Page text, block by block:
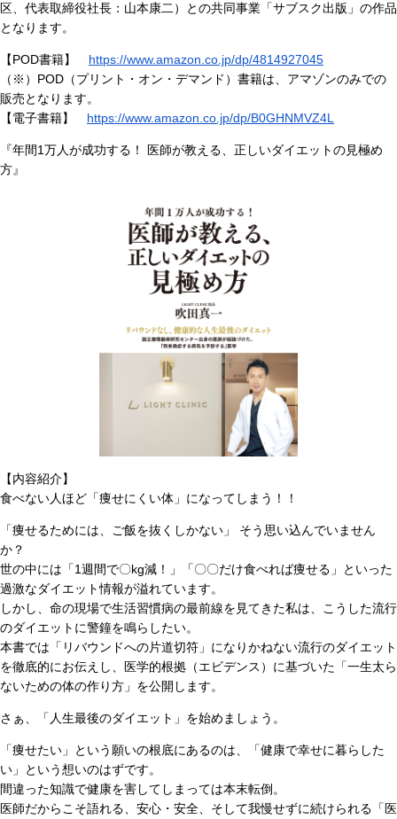
区、代表取締役社長：山本康二）との共同事業「サブスク出版」の作品
となります。
【POD書籍】 https://www.amazon.co.jp/dp/4814927045
（※）POD（プリント・オン・デマンド）書籍は、アマゾンのみでの
販売となります。
【電子書籍】 https://www.amazon.co.jp/dp/B0GHNMVZ4L
『年間1万人が成功する！ 医師が教える、正しいダイエットの見極め
方』
【内容紹介】
食べない人ほど「痩せにくい体」になってしまう！！
「痩せるためには、ご飯を抜くしかない」 そう思い込んでいません
か？
世の中には「1週間で〇kg減！」「〇〇だけ食べれば痩せる」といった
過激なダイエット情報が溢れています。
しかし、命の現場で生活習慣病の最前線を見てきた私は、こうした流行
のダイエットに警鐘を鳴らしたい。
本書では「リバウンドへの片道切符」になりかねない流行のダイエット
を徹底的にお伝えし、医学的根拠（エビデンス）に基づいた「一生太ら
ないための体の作り方」を公開します。
さぁ、「人生最後のダイエット」を始めましょう。
「痩せたい」という願いの根底にあるのは、「健康で幸せに暮らした
い」という想いのはずです。
間違った知識で健康を害してしまっては本末転倒。
医師だからこそ語れる、安心・安全、そして我慢せずに続けられる「医